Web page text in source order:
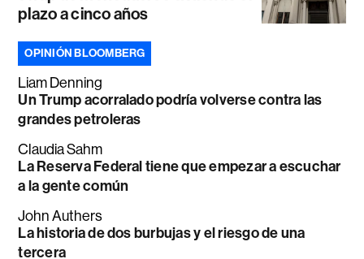
plazo a cinco años
OPINIÓN BLOOMBERG
Liam Denning
Un Trump acorralado podría volverse contra las
grandes petroleras
Claudia Sahm
La Reserva Federal tiene que empezar a escuchar
a la gente común
John Authers
La historia de dos burbujas y el riesgo de una
tercera